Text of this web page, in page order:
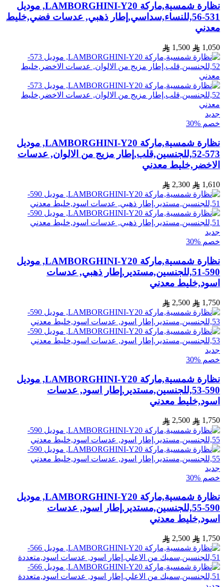
نظارة شمسية,ماركة LAMBORGHINI-Y20, موديل
531-56,للنساء,سداسي,إطار ذهبي, عدسات فضي,خليط
معدني
1,050
1,500
جديد
خصم %30
نظارة شمسية,ماركة LAMBORGHINI-Y20, موديل
573-52,للجنسين,قلب,إطار مزيج من الالوان, عدسات
الاخضر,خليط معدني
1,610
2,300
جديد
خصم %30
نظارة شمسية,ماركة LAMBORGHINI-Y20, موديل
590-51,للجنسين,مستدير,إطار ذهبي, عدسات
اسود,خليط معدني
1,750
2,500
جديد
خصم %30
نظارة شمسية,ماركة LAMBORGHINI-Y20, موديل
590-53,للجنسين,مستدير,إطار اسود, عدسات
اسود,خليط معدني
1,750
2,500
جديد
خصم %30
نظارة شمسية,ماركة LAMBORGHINI-Y20, موديل
590-55,للجنسين,مستدير,إطار اسود, عدسات
اسود,خليط معدني
1,750
2,500